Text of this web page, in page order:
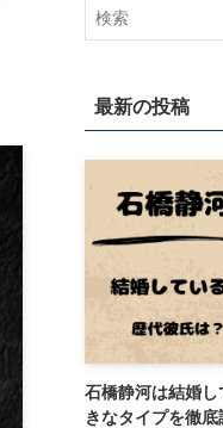
最新の投稿
石橋静河は結婚
きなタイプを徹底